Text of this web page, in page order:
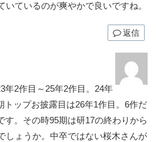
いているのが爽やかで良いですね。
返信
年2作目～25年2作目。24年
トップお披露目は26年1作目。6作だ
す。その時95期は研17の終わりから
しょうか。中卒ではない桜木さんが